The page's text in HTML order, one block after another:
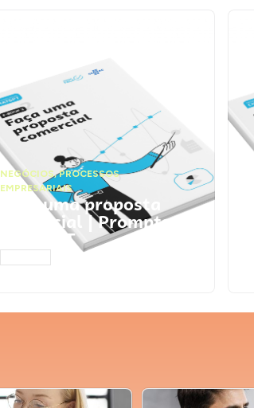
NEGÓCIOS,PROCESSOS
EMPRESARIAIS
Faça uma proposta
comercial | Prompts
ChatGPT